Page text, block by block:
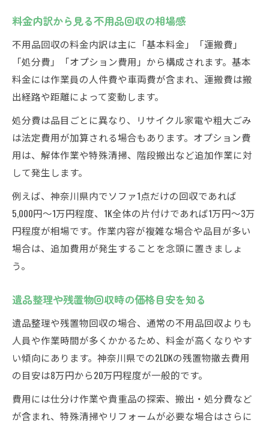
料金内訳から見る不用品回収の相場感
不用品回収の料金内訳は主に「基本料金」「運搬費」
「処分費」「オプション費用」から構成されます。基本
料金には作業員の人件費や車両費が含まれ、運搬費は搬
出経路や距離によって変動します。
処分費は品目ごとに異なり、リサイクル家電や粗大ごみ
は法定費用が加算される場合もあります。オプション費
用は、解体作業や特殊清掃、階段搬出など追加作業に対
して発生します。
例えば、神奈川県内でソファ1点だけの回収であれば
5,000円～1万円程度、1K全体の片付けであれば1万円～3万
円程度が相場です。作業内容が複雑な場合や品目が多い
場合は、追加費用が発生することを念頭に置きましょ
う。
遺品整理や残置物回収時の価格目安を知る
遺品整理や残置物回収の場合、通常の不用品回収よりも
人員や作業時間が多くかかるため、料金が高くなりやす
い傾向にあります。神奈川県での2LDKの残置物撤去費用
の目安は8万円から20万円程度が一般的です。
費用には仕分け作業や貴重品の探索、搬出・処分費など
が含まれ、特殊清掃やリフォームが必要な場合はさらに